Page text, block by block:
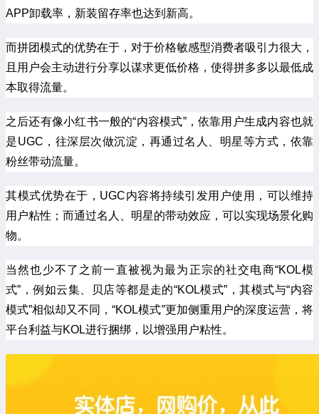
APP卸载率，新装留存率也达到新高。
而拼团模式的优势在于，对于价格敏感型消费者吸引力很大，
且用户会主动进行分享以谋求更低价格，使得拼多多以最低成
本取得流量。
之后还有像小红书一般的“内容模式”，依靠用户生成内容也就
是UGC，往深层次做沉淀，再通过名人、明星等方式，依靠
粉丝带动流量。
其模式优势在于，UGC内容将持续引发用户使用，可以维持
用户粘性；而通过名人、明星的带动效应，可以实现场景化购
物。
当然也少不了之前一直被视为最为正宗的社交电商“KOL模
式”，例如云集、贝店等都是走的“KOL模式”，其模式与“内容
模式”相似却又不同，“KOL模式”更加侧重用户的深度运营，将
平台利益与KOL进行捆绑，以增强用户粘性。